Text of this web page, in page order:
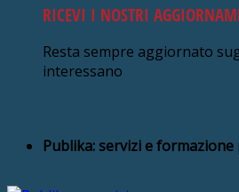
RICEVI I NOSTRI
Resta sempre aggiornato
interessano
Publika: servizi e